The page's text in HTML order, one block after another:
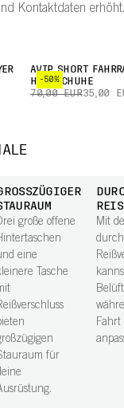
Kontaktdaten erhöht.
-50%
AVIP SHORT
HANDSCHUHE
70,00 EUR35,00
S
große offene
eine
Tasche
für
Mit
Fahrt